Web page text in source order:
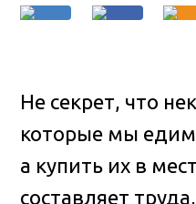
Не секрет, что
которые мы едим
а купить их в
составляет